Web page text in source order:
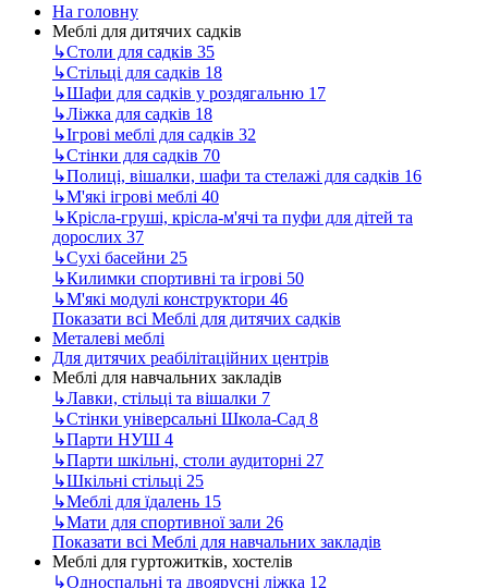
На головну
Меблі для дитячих садків
↳Столи для садків 35
↳Стільці для садків 18
↳Шафи для садків у роздягальню 17
↳Ліжка для садків 18
↳Ігрові меблі для садків 32
↳Стінки для садків 70
↳Полиці, вішалки, шафи та стелажі для садків 16
↳М'які ігрові меблі 40
↳Крісла-груші, крісла-м'ячі та пуфи для дітей та
дорослих 37
↳Сухі басейни 25
↳Килимки спортивні та ігрові 50
↳М'які модулі конструктори 46
Показати всі Меблі для дитячих садків
Металеві меблі
Для дитячих реабілітаційних центрів
Меблі для навчальних закладів
↳Лавки, стільці та вішалки 7
↳Стінки універсальні Школа-Сад 8
↳Парти НУШ 4
↳Парти шкільні, столи аудиторні 27
↳Шкільні стільці 25
↳Меблі для їдалень 15
↳Мати для спортивної зали 26
Показати всі Меблі для навчальних закладів
Меблі для гуртожитків, хостелів
↳Односпальні та двоярусні ліжка 12